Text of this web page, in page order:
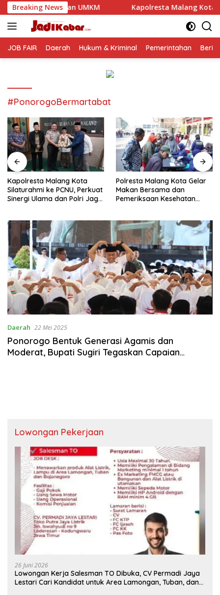
Langsung
ke
konten
Breaking NewsKapolresta Malang Kota Silaturahmi ke PCNU,
JOB FAIR Daerah Hukum & Kriminal Pemerintahan
#PonorogoBermartabat
Kapolresta Malang Kota
Silaturahmi ke PCNU, Perkuat
Sinergi Ulama dan Polri Jaga
Polresta Malang Kota Gelar
Makan Bersama dan
Pemeriksaan Kesehatan
Daerah 22 Mei 2025
Ponorogo Bentuk Generasi Agamis dan
Moderat, Bupati Sugiri Tegaskan Capaian
Lowongan Pekerjaan
26 Juni 2026
Lowongan Kerja Salesman TO Dibuka, CV Permadi Jaya
Lestari Cari Kandidat untuk Area Lamongan, Tuban, dan